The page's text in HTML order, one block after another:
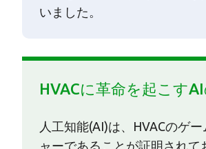
いました。
HVACに革命を起こす
人工知能(AI)は、HVACのゲ
ャーであることが証明されて